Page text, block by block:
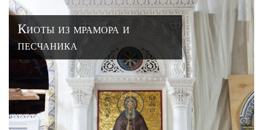
Киоты из мрамора и
песчаника